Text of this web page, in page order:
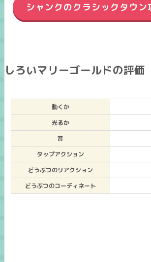
シャンクのクラシックタウン
しろいマリーゴールドの評価
動くか
光るか
音
タップアクション
どうぶつのリアクション
どうぶつのコーディネート